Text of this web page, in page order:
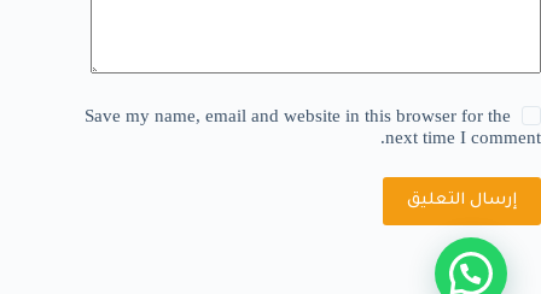
Save my name, email and website in this browser for the
next time I comment.
إرسال التعليق